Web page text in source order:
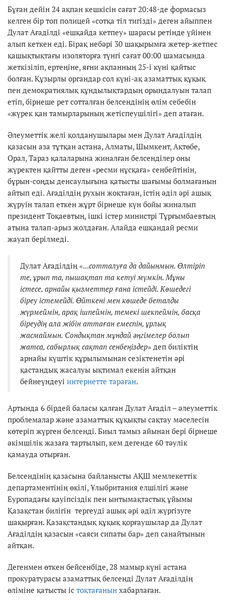
Бұған дейін 24 ақпан кешкісін сағат 20:48-де формасыз
келген бір топ полицей «сотқа тіл тигізді» деген айыппен
Дулат Ағаділді «ешқайда кетпеу» шарасы ретінде үйінен
алып кеткен еді. Бірақ небәрі 30 шақырымға жетер-жетпес
қашықтықтағы изоляторға түнгі сағат 00:00 шамасында
жеткізіліп, ертеңіне, яғни ақпанның 25-і күні қайтыс
болған. Құзырлы органдар сол күні-ақ азаматтық құқық
пен демократиялық құндылықтардың орындалуын талап
етіп, бірнеше рет сотталған белсендінің өлім себебін
«жүрек қан тамырларының жетіспеушілігі» деп атаған.
Әлеуметтік желі қолданушылары мен Дулат Ағаділдің
қазасын аза тұтқан астана, Алматы, Шымкент, Ақтөбе,
Орал, Тараз қалаларына жиналған белсенділер оны
жүректен қайтты деген «ресми нұсқаға» сенбейтінін,
бұрын-соңды денсаулығына қатысты шағымы болмағанын
айтып еді. Ағаділдің рухын жоқтаған, істің әділ әрі ашық
жүруін талап еткен жұрт бірнеше күн бойы жиналып
президент Тоқаевтың, ішкі істер министрі Тұрғымбаевтың
атына талап-арыз жолдаған. Алайда ешқандай ресми
жауап берілмеді.
Дулат Ағаділдің «...сотталуға да дайынмын. Өлтіріп
те, ұрып та, пышақтап та кетуі мүмкін. Мұны
істесе, арнайы қызметтер ғана істейді. Көшедегі
біреу істемейді. Өйткені мен көшеде беталды
жүрмеймін, арақ ішпеймін, темекі шекпеймін, басқа
біреудің ала жібін аттаған емеспін, ұрлық
жасмаймын. Сондықтан мұндай әңгімелер болып
жатса, сабырлық сақтап сенбеңіздер» деп биліктің
арнайы күштік құрылымынан сезіктенетін әрі
қастандық жасалуы ықтимал екенін айтқан
бейнеүндеуі интернетте тараған.
Артында 6 бірдей баласы қалған Дулат Ағаділ – әлеуметтік
проблемалар және азаматтық құқықты сақтау мәселесін
көтеріп жүрген белсенді. Биыл тамыз айынан бері бірнеше
әкімшілік жазаға тартылып, кем дегенде 60 тәулік
қамауда отырған.
Белсендінің қазасына байланысты АҚШ мемлекеттік
департаментінің өкілі, Ұлыбритания елшілігі және
Еуропадағы қауіпсіздік пен ынтымақтастық ұйымы
Қазақстан билігін тергеуді ашық әрі әділ жүргізуге
шақырған. Қазақстандық құқық қорғаушылар да Дулат
Ағаділдің қазасын «саяси сипаты бар» деп санайтынын
айтқан.
Дегенмен өткен бейсенбіде, 28 мамыр күні астана
прокуратурасы азаматтық белсенді Дулат Ағаділдің
өліміне қатысты іс тоқтағанын хабарлаған.